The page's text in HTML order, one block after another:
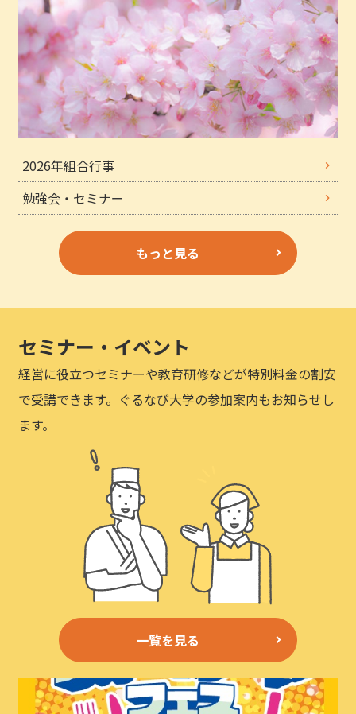
2026年組合行事
勉強会・セミナー
もっと見る
セミナー・イベント
経営に役立つセミナーや教育研修などが特別料金の割安
で受講できます。ぐるなび大学の参加案内もお知らせし
ます。
一覧を見る